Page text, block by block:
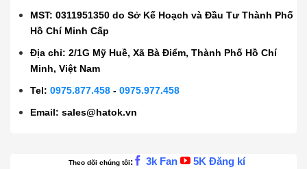
MST: 0311951350 do Sở Kế Hoạch và Đầu Tư Thành Phố
Hồ Chí Minh Cấp
Địa chỉ: 2/1G Mỹ Huề, Xã Bà Điểm, Thành Phố Hồ Chí
Minh, Việt Nam
Tel:0975.877.458 -0975.977.458
Email:sales@hatok.vn
Theo dõi chúng tôi: 3k Fan 5K Đăng kí